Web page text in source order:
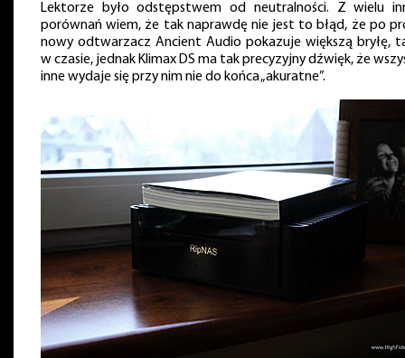
Lektorze było odstępstwem od neutralności. Z wielu
porównań wiem, że tak naprawdę nie jest to błąd, że po
nowy odtwarzacz Ancient Audio pokazuje większą bryłę,
w czasie, jednak Klimax DS ma tak precyzyjny dźwięk, że
inne wydaje się przy nim nie do końca „akuratne”.